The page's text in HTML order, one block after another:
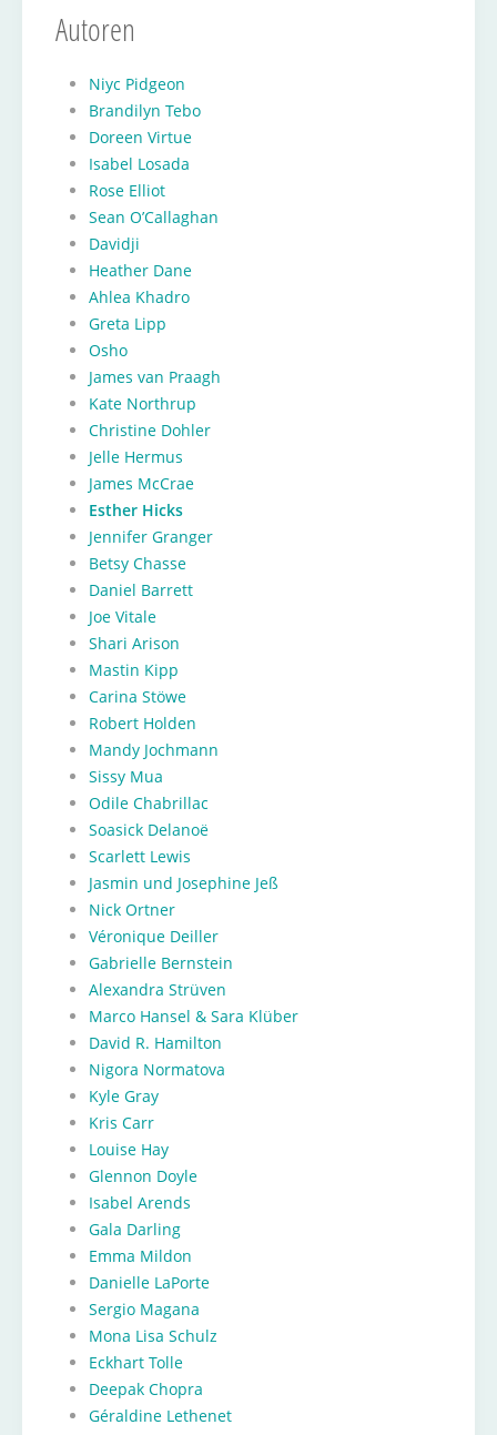
Autoren
Niyc Pidgeon
Brandilyn Tebo
Doreen Virtue
Isabel Losada
Rose Elliot
Sean O’Callaghan
Davidji
Heather Dane
Ahlea Khadro
Greta Lipp
Osho
James van Praagh
Kate Northrup
Christine Dohler
Jelle Hermus
James McCrae
Esther Hicks
Jennifer Granger
Betsy Chasse
Daniel Barrett
Joe Vitale
Shari Arison
Mastin Kipp
Carina Stöwe
Robert Holden
Mandy Jochmann
Sissy Mua
Odile Chabrillac
Soasick Delanoë
Scarlett Lewis
Jasmin und Josephine Jeß
Nick Ortner
Véronique Deiller
Gabrielle Bernstein
Alexandra Strüven
Marco Hansel & Sara Klüber
David R. Hamilton
Nigora Normatova
Kyle Gray
Kris Carr
Louise Hay
Glennon Doyle
Isabel Arends
Gala Darling
Emma Mildon
Danielle LaPorte
Sergio Magana
Mona Lisa Schulz
Eckhart Tolle
Deepak Chopra
Géraldine Lethenet